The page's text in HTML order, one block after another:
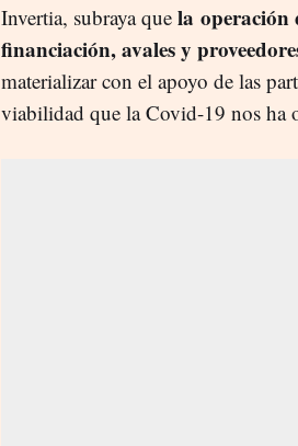
Invertia, subraya que la operación
financiación, avales y
materializar con el apoyo de las
viabilidad que la Covid-19 nos ha